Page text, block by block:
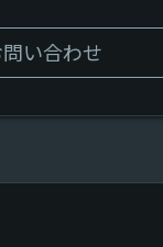
い合わせ